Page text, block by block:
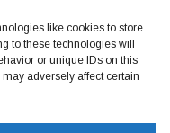
like cookies to store
to these technologies will
or unique IDs on this
adversely affect certain